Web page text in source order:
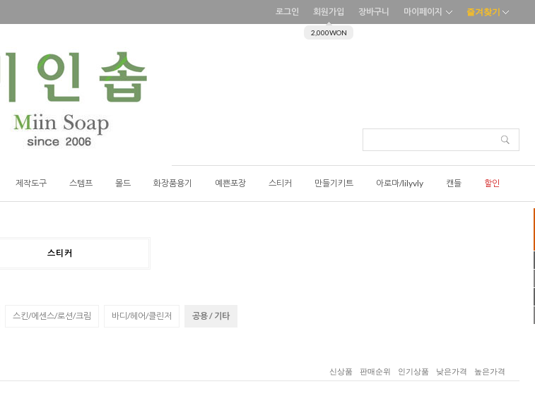
로그인 회원가입
2,000WON
장바구니 마이페이지 즐겨찾기
제작도구 스템프 몰드 화장품용기 예쁜포장 스티커 만들기키트 아로마/lilyvly 캔들 할인
스티커
스킨/에센스/로션/크림 바디/헤어/클린저 공용 / 기타
신상품 판매순위 인기상품 낮은가격 높은가격